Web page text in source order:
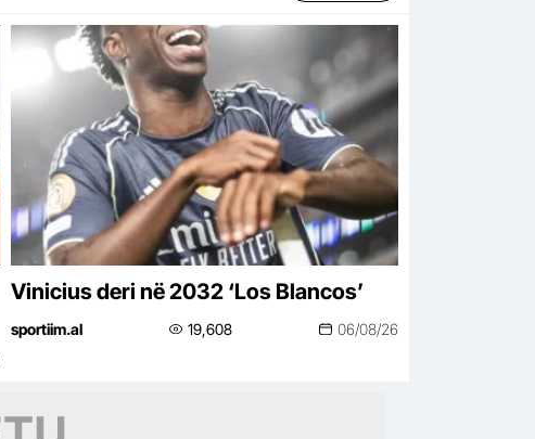
Vinicius deri në 2032 ‘Los Blancos’
sportiim.al 19,608 06/08/26